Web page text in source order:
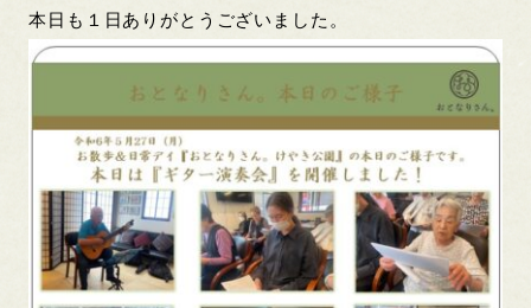
本日も１日ありがとうございました。